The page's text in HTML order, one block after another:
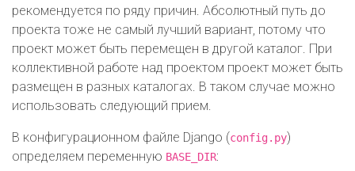
рекомендуется по ряду причин. Абсолютный путь до
проекта тоже не самый лучший вариант, потому что
проект может быть перемещен в другой каталог. При
коллективной работе над проектом проект может быть
размещен в разных каталогах. В таком случае можно
использовать следующий прием.
В конфигурационном файле Django (config.py)
определяем переменную BASE_DIR: